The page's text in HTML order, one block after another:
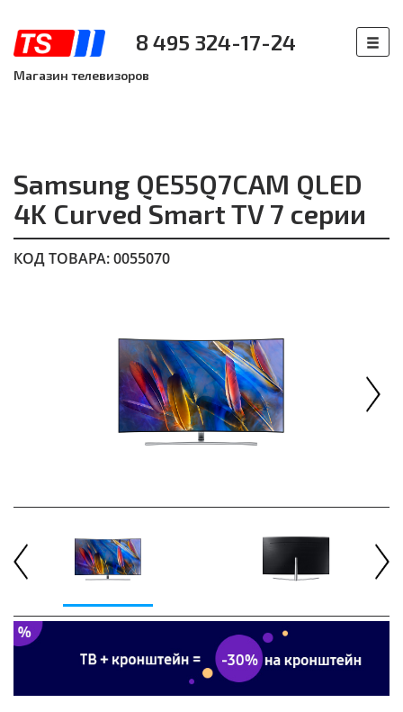
8 495 324-17-24
Магазин телевизоров
Samsung QE55Q7CAM QLED
4K Curved Smart TV 7 серии
КОД ТОВАРА: 0055070